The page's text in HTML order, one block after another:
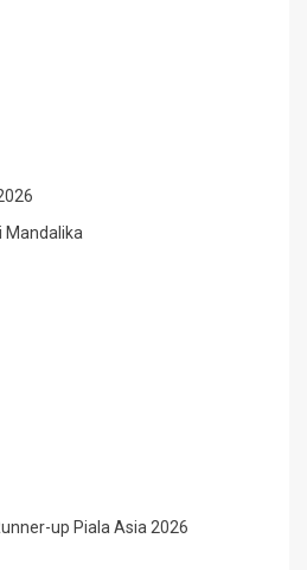
Mandalika
up Piala Asia 2026